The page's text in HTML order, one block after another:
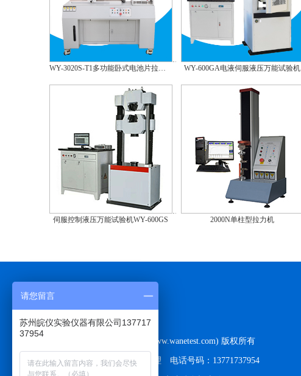
WY-3020S-T1多功能卧式电池片拉力试验机 WY-600GA电液伺服液压万能试验机
伺服控制液压万能试验机WY-600GS 2000N单柱型拉力机
苏州皖仪实验仪器有限公司(www.wanetest.com) 版权所有
服务热线：13771737954/伍经理 电话号码：13771737954
请您留言
苏州皖仪实验仪器有限公司137717
37954